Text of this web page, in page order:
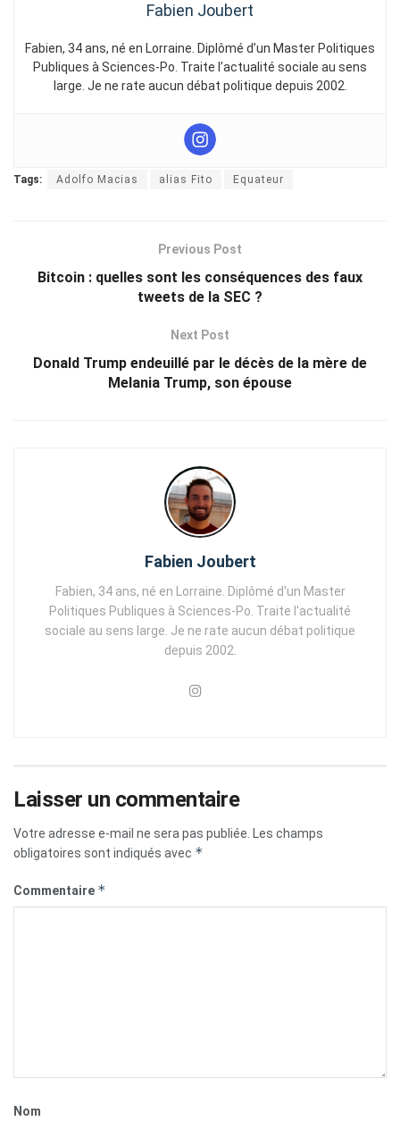
Fabien Joubert
Fabien, 34 ans, né en Lorraine. Diplômé d’un Master Politiques
Publiques à Sciences-Po. Traite l’actualité sociale au sens
large. Je ne rate aucun débat politique depuis 2002.
Tags: Adolfo Macias alias Fito Equateur
Previous Post
Bitcoin : quelles sont les conséquences des faux
tweets de la SEC ?
Next Post
Donald Trump endeuillé par le décès de la mère de
Melania Trump, son épouse
Fabien Joubert
Fabien, 34 ans, né en Lorraine. Diplômé d'un Master
Politiques Publiques à Sciences-Po. Traite l'actualité
sociale au sens large. Je ne rate aucun débat politique
depuis 2002.
Laisser un commentaire
Votre adresse e-mail ne sera pas publiée. Les champs
obligatoires sont indiqués avec *
Commentaire *
Nom